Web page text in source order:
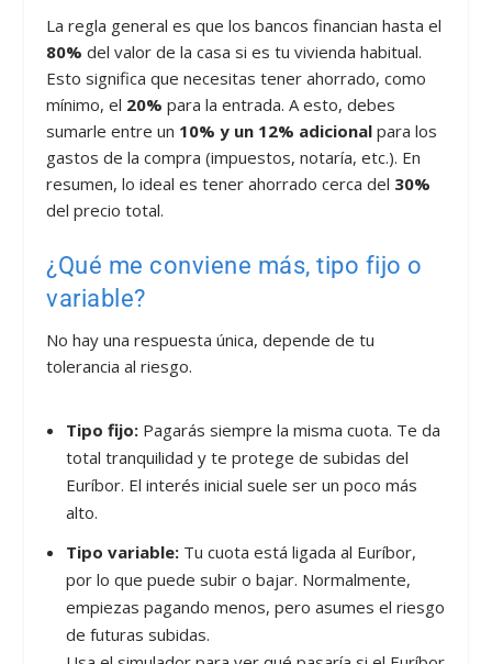
La regla general es que los bancos financian hasta el
80% del valor de la casa si es tu vivienda habitual.
Esto significa que necesitas tener ahorrado, como
mínimo, el 20% para la entrada. A esto, debes
sumarle entre un 10% y un 12% adicional para los
gastos de la compra (impuestos, notaría, etc.). En
resumen, lo ideal es tener ahorrado cerca del 30%
del precio total.
¿Qué me conviene más, tipo fijo o
variable?
No hay una respuesta única, depende de tu
tolerancia al riesgo.
Tipo fijo:Pagarás siempre la misma cuota. Te da
total tranquilidad y te protege de subidas del
Euríbor. El interés inicial suele ser un poco más
alto.
Tipo variable:Tu cuota está ligada al Euríbor,
por lo que puede subir o bajar. Normalmente,
empiezas pagando menos, pero asumes el riesgo
de futuras subidas.